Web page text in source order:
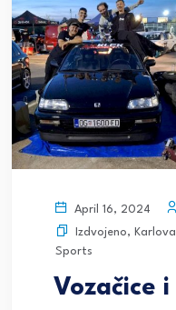
April 16, 2024
Izdvojeno,
Sports
Vozačice